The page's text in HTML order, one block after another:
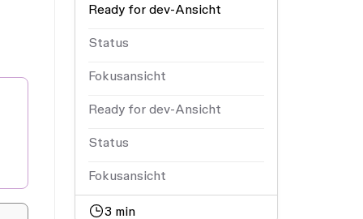
Ready for dev-Ansicht
Status
Fokusansicht
Ready for dev-Ansicht
Status
Fokusansicht
3 min